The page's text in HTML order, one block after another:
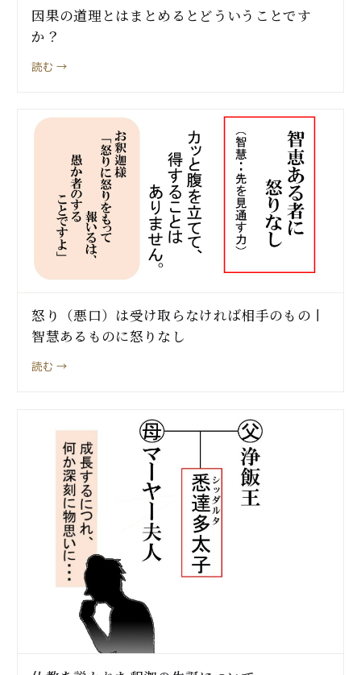
因果の道理とはまとめるとどういうことです
か？
読む →
怒り（悪口）は受け取らなければ相手のもの丨
智慧あるものに怒りなし
読む →